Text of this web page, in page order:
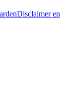
Disclaimer en